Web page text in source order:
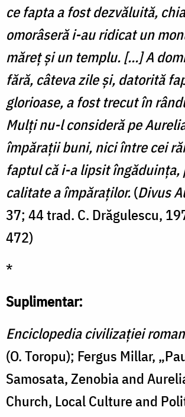
ce fapta a fost dezvăluită,
omorâseră i-au ridicat un
măreț și un templu. […] A
fără, câteva zile și, datorită
glorioase, a fost trecut în
Mulți nu-l consideră pe
împărații buni, nici între cei
faptul că i-a lipsit îngăduința,
calitate a împăraților.(Divus
37; 44 trad. C. Drăgulescu,
472)
*
Suplimentar:
Enciclopedia civilizației
(O. Toropu); Fergus Millar,
Samosata, Zenobia and
Church, Local Culture and